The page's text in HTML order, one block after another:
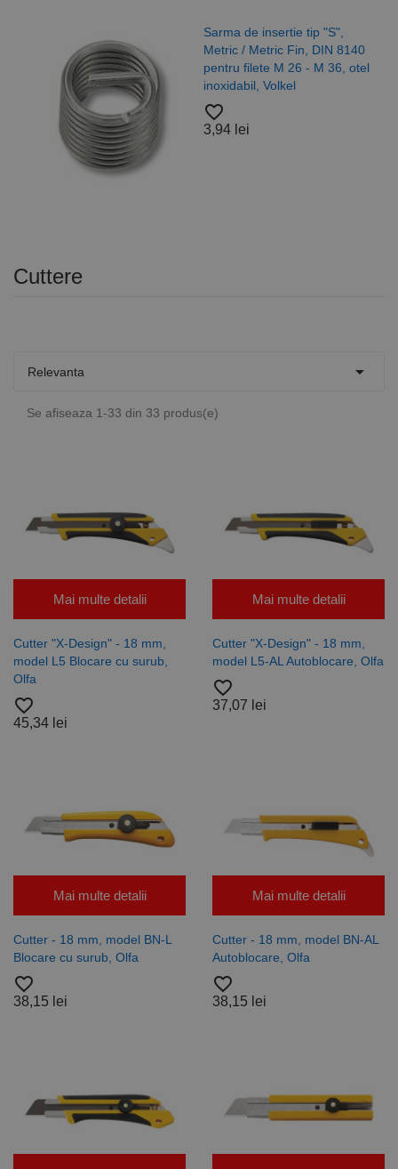
Sarma de insertie tip "S",
Metric / Metric Fin, DIN 8140
pentru filete M 26 - M 36, otel
inoxidabil, Volkel
3,94 lei
Cuttere
Relevanta 
Se afiseaza 1-33 din 33 produs(e)
Mai multe detalii
Cutter "X-Design" - 18 mm,
model L5 Blocare cu surub,
Olfa
favorite_border
45,34 lei
Mai multe detalii
Cutter "X-Design" - 18 mm,
model L5-AL Autoblocare, Olfa
favorite_border
37,07 lei
Mai multe detalii
Cutter - 18 mm, model BN-L
Blocare cu surub, Olfa
favorite_border
38,15 lei
Mai multe detalii
Cutter - 18 mm, model BN-AL
Autoblocare, Olfa
favorite_border
38,15 lei